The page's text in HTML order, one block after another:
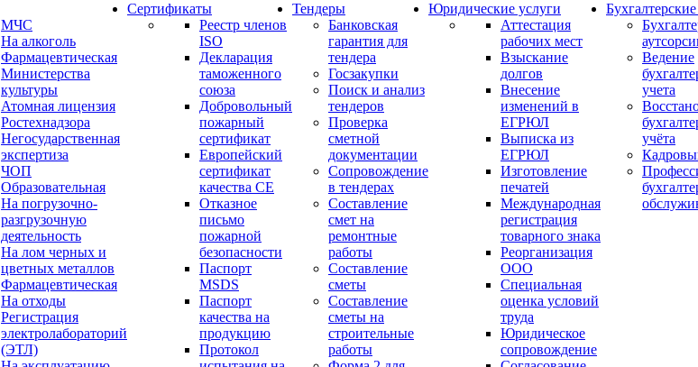
МЧС
На алкоголь
Фармацевтическая
Министерства
культуры
Атомная лицензия
Ростехнадзора
Негосударственная
экспертиза
ЧОП
Образовательная
На погрузочно-
разгрузочную
деятельность
На лом черных и
цветных металлов
Фармацевтическая
На отходы
Регистрация
электролабораторий
(ЭТЛ)
Сертификаты
Реестр членов
ISO
Декларация
таможенного
союза
Добровольный
пожарный
сертификат
Европейский
сертификат
качества СЕ
Отказное
письмо
пожарной
безопасности
Паспорт
МSDS
Паспорт
качества на
продукцию
Протокол
Тендеры
Банковская
гарантия для
тендера
Госзакупки
Поиск и анализ
тендеров
Проверка
сметной
документации
Сопровождение
в тендерах
Составление
смет на
ремонтные
работы
Составление
сметы
Составление
сметы на
строительные
работы
Юридические услуги
Аттестация
рабочих мест
Взыскание
долгов
Внесение
изменений в
ЕГРЮЛ
Выписка из
ЕГРЮЛ
Изготовление
печатей
Международная
регистрация
товарного знака
Реорганизация
ООО
Специальная
оценка условий
труда
Юридическое
сопровождение
Ведение
учета
учёта